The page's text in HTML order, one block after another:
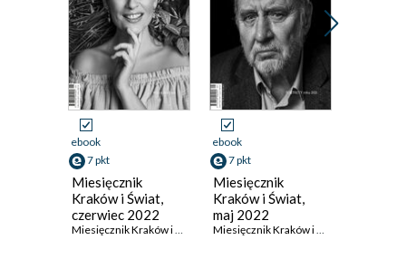
ebook
7 pkt
Miesięcznik
Kraków i Świat,
czerwiec 2022
Miesięcznik Kraków i Świat
ebook
7 pkt
Miesięcznik
Kraków i Świat,
maj 2022
Miesięcznik Kraków i Świat